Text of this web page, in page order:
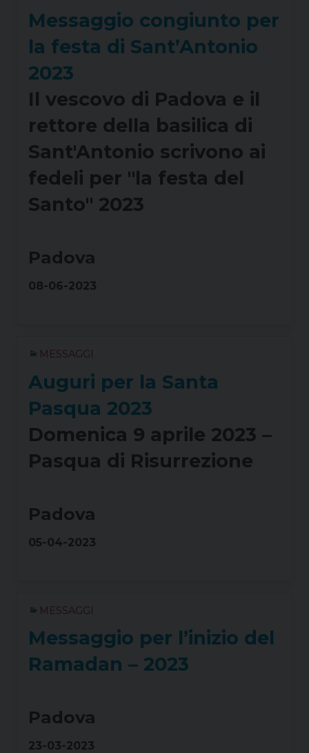
Messaggio congiunto per
la festa di Sant’Antonio
2023
Il vescovo di Padova e il
rettore della basilica di
Sant'Antonio scrivono ai
fedeli per "la festa del
Santo" 2023
Padova
08-06-2023
MESSAGGI
Auguri per la Santa
Pasqua 2023
Domenica 9 aprile 2023 –
Pasqua di Risurrezione
Padova
05-04-2023
MESSAGGI
Messaggio per l’inizio del
Ramadan – 2023
Padova
23-03-2023